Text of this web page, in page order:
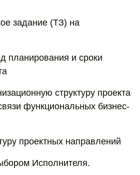
задание (ТЗ) на
планирования и сроки
структуру проекта
функциональных бизнес-
проектных направлений
Исполнителя.